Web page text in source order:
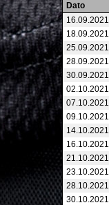
Dato
16.09.2021
18.09.2021
25.09.2021
28.09.2021
30.09.2021
02.10.2021
07.10.2021
09.10.2021
14.10.2021
16.10.2021
21.10.2021
23.10.2021
28.10.2021
30.10.2021